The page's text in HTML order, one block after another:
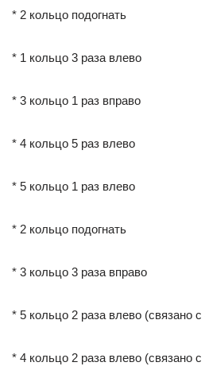
* 2 кольцо подогнать
* 1 кольцо 3 раза влево
* 3 кольцо 1 раз вправо
* 4 кольцо 5 раз влево
* 5 кольцо 1 раз влево
* 2 кольцо подогнать
* 3 кольцо 3 раза вправо
* 5 кольцо 2 раза влево (связано с
* 4 кольцо 2 раза влево (связано с